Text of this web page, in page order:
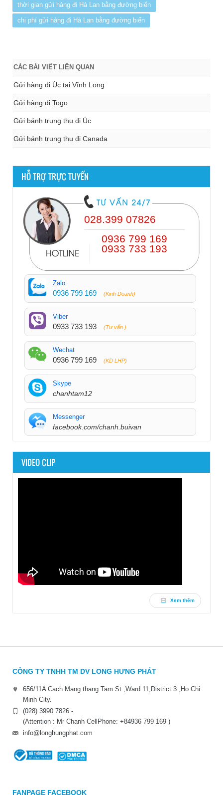
thời gian gửi hàng đi Hà Lan bằng đường biển
chi phí gửi hàng đi Hà Lan bằng đường biển
CÁC BÀI VIẾT LIÊN QUAN
Gửi hàng đi Úc tại Vĩnh Long
Gửi hàng đi Togo
Gửi bánh trung thu đi Úc
Gửi bánh trung thu đi Canada
HỖ TRỢ TRỰC TUYẾN
028.399 07826
0936 799 169
0933 733 193
Zalo
0936 799 169 (Kinh Doanh)
Viber
0933 733 193 (Tư vấn )
Wechat
0936 799 169 (KD LHP)
Skype
chanhtam12
Messenger
facebook.com/chanh.buivan
VIDEO CLIP
Xem thêm
CÔNG TY TNHH TM DV LONG HƯNG PHÁT
656/11A Cach Mang thang Tam St ,Ward 11,District 3 ,Ho Chi
Minh City.
(028) 3990 7826 -
(Attention : Mr Chanh CellPhone: +84936 799 169 )
info@longhungphat.com
FANPAGE FACEBOOK